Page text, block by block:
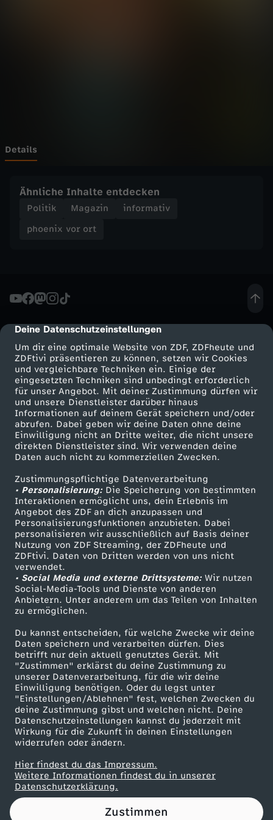
cmp-dialog-description
Deine Datenschutzeinstellungen
Um dir eine optimale Website von ZDF, ZDFheute und
ZDFtivi präsentieren zu können, setzen wir Cookies
und vergleichbare Techniken ein. Einige der
eingesetzten Techniken sind unbedingt erforderlich
für unser Angebot. Mit deiner Zustimmung dürfen wir
und unsere Dienstleister darüber hinaus
Informationen auf deinem Gerät speichern und/oder
abrufen. Dabei geben wir deine Daten ohne deine
Einwilligung nicht an Dritte weiter, die nicht unsere
direkten Dienstleister sind. Wir verwenden deine
Daten auch nicht zu kommerziellen Zwecken.
Zustimmungspflichtige Datenverarbeitung
• Personalisierung:Die Speicherung von bestimmten
Interaktionen ermöglicht uns, dein Erlebnis im
Angebot des ZDF an dich anzupassen und
Personalisierungsfunktionen anzubieten. Dabei
personalisieren wir ausschließlich auf Basis deiner
Nutzung von ZDF Streaming, der ZDFheute und
ZDFtivi. Daten von Dritten werden von uns nicht
verwendet.
• Social Media und externe Drittsysteme:Wir nutzen
Social-Media-Tools und Dienste von anderen
Anbietern. Unter anderem um das Teilen von Inhalten
zu ermöglichen.
Du kannst entscheiden, für welche Zwecke wir deine
Daten speichern und verarbeiten dürfen. Dies
betrifft nur dein aktuell genutztes Gerät. Mit
"Zustimmen" erklärst du deine Zustimmung zu
unserer Datenverarbeitung, für die wir deine
Einwilligung benötigen. Oder du legst unter
"Einstellungen/Ablehnen" fest, welchen Zwecken du
deine Zustimmung gibst und welchen nicht. Deine
Datenschutzeinstellungen kannst du jederzeit mit
Wirkung für die Zukunft in deinen Einstellungen
widerrufen oder ändern.
Hier findest du das Impressum.
Weitere Informationen findest du in unserer
Datenschutzerklärung.
Zustimmen
t
M
c
h
e
n
:
"
U
n
s
p
e
z
i
f
i
s
c
h
Details
Ähnliche Inhalte entdecken
Politik Magazin
informativ
phoenix vor ort
Mehr ZDF
ZDF-Apps
Smart TV
ZDFtext
Livestreams
Sendungen A-Z
TV-Programm
Service
ZDFmitreden
Kontakt zum ZDF
Tickets
Zuschauerservice
Hilfe
ZDF Unternehmen
Karriere
ZDF goes Schule
Werbefernsehen
Mainzelmännchen
Partner